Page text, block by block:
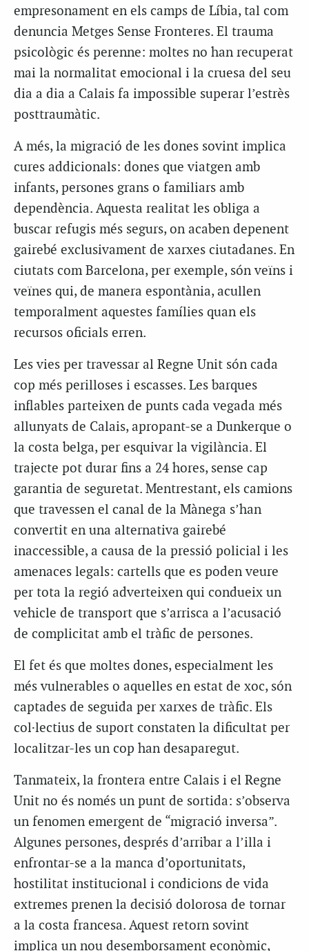
empresonament en els camps de Líbia, tal com
denuncia Metges Sense Fronteres. El trauma
psicològic és perenne: moltes no han recuperat
mai la normalitat emocional i la cruesa del seu
dia a dia a Calais fa impossible superar l’estrès
posttraumàtic.
A més, la migració de les dones sovint implica
cures addicionals: dones que viatgen amb
infants, persones grans o familiars amb
dependència. Aquesta realitat les obliga a
buscar refugis més segurs, on acaben depenent
gairebé exclusivament de xarxes ciutadanes. En
ciutats com Barcelona, per exemple, són veïns i
veïnes qui, de manera espontània, acullen
temporalment aquestes famílies quan els
recursos oficials erren.
Les vies per travessar al Regne Unit són cada
cop més perilloses i escasses. Les barques
inflables parteixen de punts cada vegada més
allunyats de Calais, apropant-se a Dunkerque o
la costa belga, per esquivar la vigilància. El
trajecte pot durar fins a 24 hores, sense cap
garantia de seguretat. Mentrestant, els camions
que travessen el canal de la Mànega s’han
convertit en una alternativa gairebé
inaccessible, a causa de la pressió policial i les
amenaces legals: cartells que es poden veure
per tota la regió adverteixen qui condueix un
vehicle de transport que s’arrisca a l’acusació
de complicitat amb el tràfic de persones.
El fet és que moltes dones, especialment les
més vulnerables o aquelles en estat de xoc, són
captades de seguida per xarxes de tràfic. Els
col·lectius de suport constaten la dificultat per
localitzar-les un cop han desaparegut.
Tanmateix, la frontera entre Calais i el Regne
Unit no és només un punt de sortida: s’observa
un fenomen emergent de “migració inversa”.
Algunes persones, després d’arribar a l’illa i
enfrontar-se a la manca d’oportunitats,
hostilitat institucional i condicions de vida
extremes prenen la decisió dolorosa de tornar
a la costa francesa. Aquest retorn sovint
implica un nou desemborsament econòmic,